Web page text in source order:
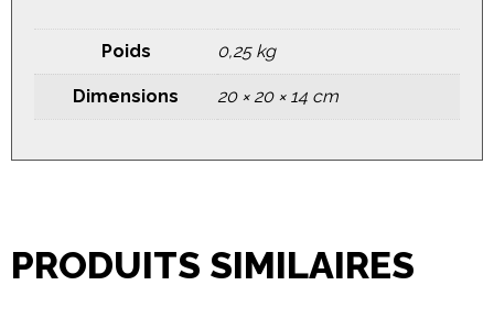
Poids 0,25 kg
Dimensions 20 × 20 × 14 cm
PRODUITS SIMILAIRES